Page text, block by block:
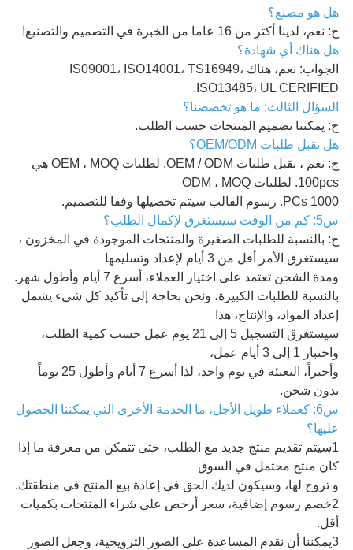
هل هو مصنع؟
ج: نعم، لدينا أكثر من 16 عاما من الخبرة في التصميم والتصنيع!
هل هناك أي شهادة؟
الجواب: نعم، هناك IS09001، ISO14001، TS16949،
ISO13485، UL CERIFIED.
السؤال الثالث: ما هو تخصصنا؟
ج: يمكننا تصميم المنتجات حسب الطلب.
هل تقبل طلبات OEM/ODM؟
ج: نعم ، نقبل طلبات OEM / ODM. لطلبات OEM ، MOQ هي
100pcs. لطلبات ODM ، MOQ
1000 PCs. رسوم القالب سيتم تحصيلها وفقا للتصميم.
س5: كم من الوقت سيستغرق لإكمال الطلب؟
ج: بالنسبة للطلبات الصغيرة والمنتجات الموجودة في المخزون ،
سيستغرق الأمر أقل من 3 أيام لإعداد وتسليمها
ومدة الشحن تعتمد على اختيار العملاء، أسرع 7 أيام وأطول شهر.
بالنسبة للطلبات الكبيرة، ونحن بحاجة إلى تأكيد كل شيء يشمل
إعداد المواد، والإنتاج، هذا
سيستغرق التسجيل 5 إلى 21 يوم عمل حسب كمية الطلب،
واختبار 1 إلى 3 أيام عمل،
وأخيراً، التعبئة في يوم واحد، لذا أسرع 7 أيام وأطول 25 يوماً
بدون شحن.
س6: كعملاء طويل الأجل، ما الخدمة الأخرى التي يمكننا الحصول
عليها؟
1سيتم تقديم منتج جديد مع الطلب، حتى تتمكن من معرفة ما إذا
كان منتج محتمل في السوق
و تروج لها، وسيكون لديك الحق في إعادة بيع المنتج في منطقتك.
2خصم رسوم إضافية، سعر أرخص على شراء المنتجات بكميات
أقل.
3يمكننا أن نقدم المساعدة على الصور الترويجية، وجعل الصور